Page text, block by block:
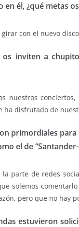
él, ¿qué metas
con el nuevo
os inviten a
nuestros
ha disfrutado de
primordiales
el de
parte de redes
solemos
pero que no hay
estuvieron